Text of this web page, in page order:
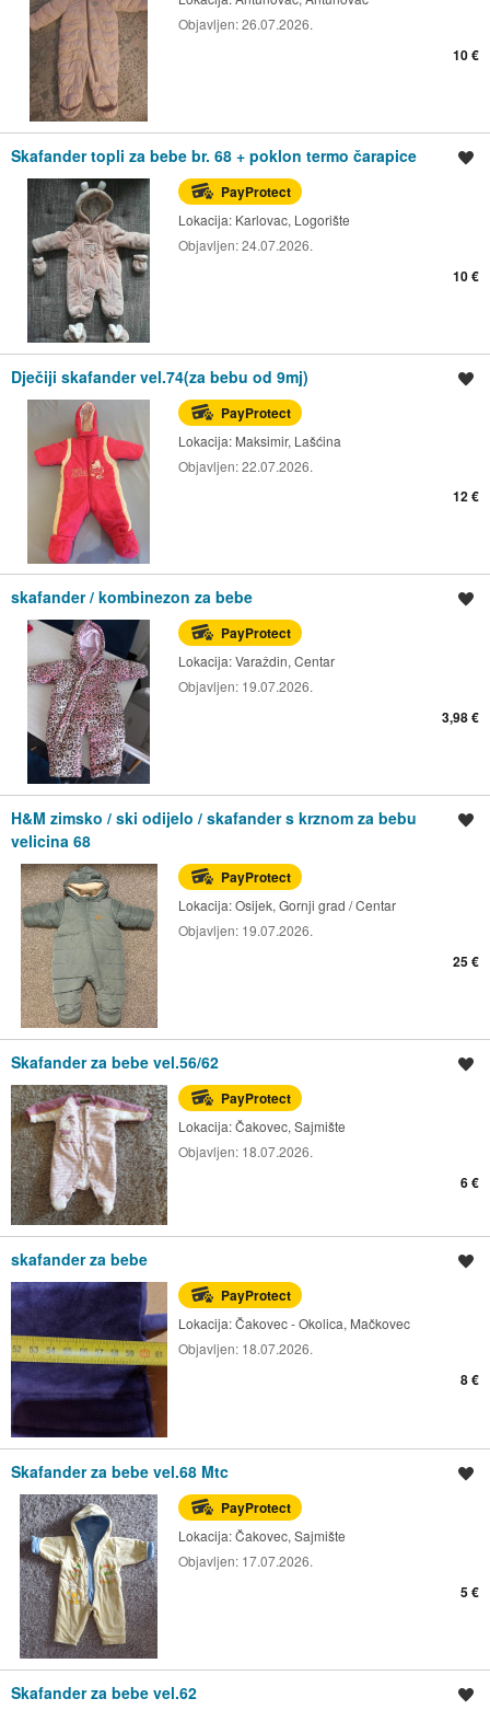
Objavljen:26.07.2026.
10 €
Skafander topli za bebe br. 68 + poklon termo čarapice
PayProtect
Lokacija: Karlovac, Logorište
Objavljen:24.07.2026.
10 €
Dječiji skafander vel.74(za bebu od 9mj)
PayProtect
Lokacija: Maksimir, Lašćina
Objavljen:22.07.2026.
12 €
skafander / kombinezon za bebe
PayProtect
Lokacija:Varaždin, Centar
Objavljen: 19.07.2026.
3,98 €
H&M zimsko / ski odijelo / skafander s krznom za bebu
velicina 68
PayProtect
Lokacija:Osijek, Gornji grad / Centar
Objavljen: 19.07.2026.
25 €
Skafander za bebe vel.56/62
PayProtect
Lokacija:Čakovec, Sajmište
Objavljen: 18.07.2026.
6 €
skafander za bebe
PayProtect
Lokacija:Čakovec - Okolica, Mačkovec
Objavljen: 18.07.2026.
8 €
Skafander za bebe vel.68 Mtc
PayProtect
Lokacija:Čakovec, Sajmište
Objavljen: 17.07.2026.
5 €
Skafander za bebe vel.62